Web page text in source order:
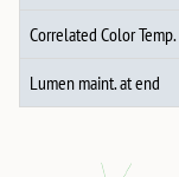
Correlated Color Temp.
Lumen maint. at end